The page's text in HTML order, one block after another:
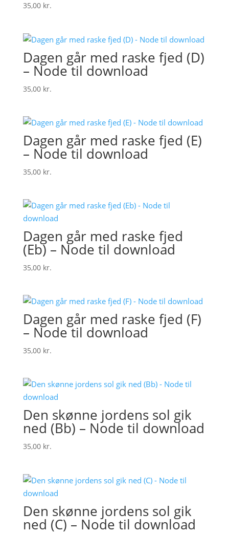
35,00 kr.
Dagen går med raske fjed (D)
– Node til download
35,00 kr.
Dagen går med raske fjed (E)
– Node til download
35,00 kr.
Dagen går med raske fjed
(Eb) – Node til download
35,00 kr.
Dagen går med raske fjed (F)
– Node til download
35,00 kr.
Den skønne jordens sol gik
ned (Bb) – Node til download
35,00 kr.
Den skønne jordens sol gik
ned (C) – Node til download